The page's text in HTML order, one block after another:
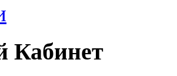
Кабинет